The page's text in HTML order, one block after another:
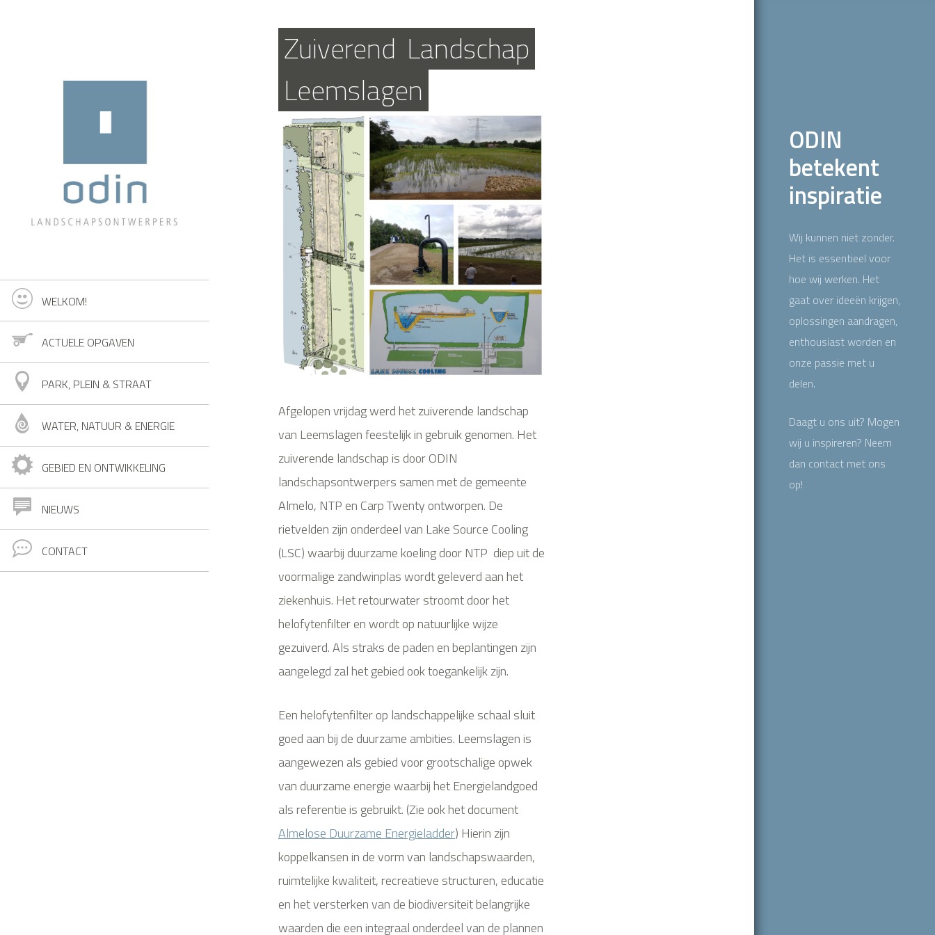
WELKOM!
ACTUELE OPGAVEN
PARK, PLEIN & STRAAT
WATER, NATUUR & ENERGIE
GEBIED EN ONTWIKKELING
NIEUWS
CONTACT
Zuiverend Landschap
Leemslagen
Afgelopen vrijdag werd het zuiverende landschap
van Leemslagen feestelijk in gebruik genomen. Het
zuiverende landschap is door ODIN
landschapsontwerpers samen met de gemeente
Almelo, NTP en Carp Twenty ontworpen. De
rietvelden zijn onderdeel van Lake Source Cooling
(LSC) waarbij duurzame koeling door NTP diep uit de
voormalige zandwinplas wordt geleverd aan het
ziekenhuis. Het retourwater stroomt door het
helofytenfilter en wordt op natuurlijke wijze
gezuiverd. Als straks de paden en beplantingen zijn
aangelegd zal het gebied ook toegankelijk zijn.
Een helofytenfilter op landschappelijke schaal sluit
goed aan bij de duurzame ambities. Leemslagen is
aangewezen als gebied voor grootschalige opwek
van duurzame energie waarbij het Energielandgoed
als referentie is gebruikt. (Zie ook het document
Almelose Duurzame Energieladder) Hierin zijn
koppelkansen in de vorm van landschapswaarden,
ruimtelijke kwaliteit, recreatieve structuren, educatie
en het versterken van de biodiversiteit belangrijke
waarden die een integraal onderdeel van de plannen
ODIN
betekent
inspiratie
Wij kunnen niet zonder.
Het is essentieel voor
hoe wij werken. Het
gaat over ideeën krijgen,
oplossingen aandragen,
enthousiast worden en
onze passie met u
delen.
Daagt u ons uit? Mogen
wij u inspireren? Neem
dan contact met ons
op!